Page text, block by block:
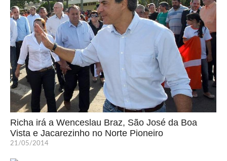
Richa irá a Wenceslau Braz, São José da Boa
Vista e Jacarezinho no Norte Pioneiro
21/05/2014